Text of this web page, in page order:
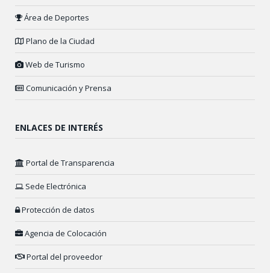
Área de Deportes
Plano de la Ciudad
Web de Turismo
Comunicación y Prensa
ENLACES DE INTERÉS
Portal de Transparencia
Sede Electrónica
Protección de datos
Agencia de Colocación
Portal del proveedor